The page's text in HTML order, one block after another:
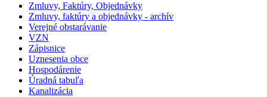
Zmluvy, Faktúry, Objednávky
Zmluvy, faktúry a objednávky - archív
Verejné obstarávanie
VZN
Zápisnice
Uznesenia obce
Hospodárenie
Úradná tabuľa
Kanalizácia